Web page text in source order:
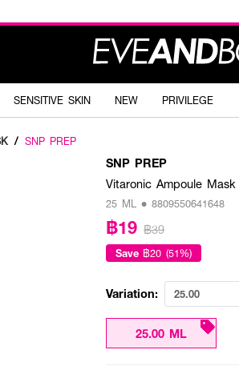
SENSITIVE SKIN NEW PRIVILEGE
/ SNP PREP
SNP PREP
Vitaronic Ampoule Mask
25 ML • 8809550641648
฿19 ฿39
Save ฿20 (51%)
Variation: 25.00
25.00 ML